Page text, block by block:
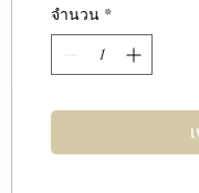
จำนวน *